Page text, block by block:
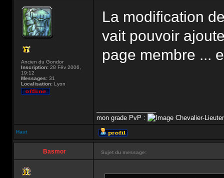
Ancien du Gondor
Inscription: 28 Fév 2006,
19:12
Messages: 31
Localisation: Lyon
La modification
vait pouvoir
page membre ...
mon grade PvP :
Chevalier-
Haut
Basmor Sujet du message: